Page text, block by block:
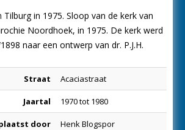
Tilburg in 1975. Sloop van de kerk van
Noordhoek, in 1975. De kerk werd
naar een ontwerp van dr. P.J.H.
Straat Acaciastraat
Jaartal 1970 tot 1980
door Henk Blogspor